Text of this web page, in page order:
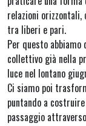
relazioni
tra liberi e pari.
Per questo
collettivo già nella
luce nel lontano
Ci siamo poi
puntando a
passaggio